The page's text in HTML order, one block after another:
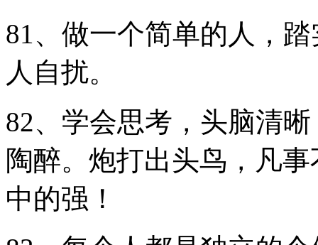
81、做一个简单的人，
人自扰。
82、学会思考，头脑清
陶醉。炮打出头鸟，凡
中的强！